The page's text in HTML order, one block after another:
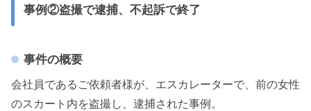
事例②盗撮で逮捕、不起訴で終了
事件の概要
会社員であるご依頼者様が、エスカレーターで、前の女性
のスカート内を盗撮し、逮捕された事例。